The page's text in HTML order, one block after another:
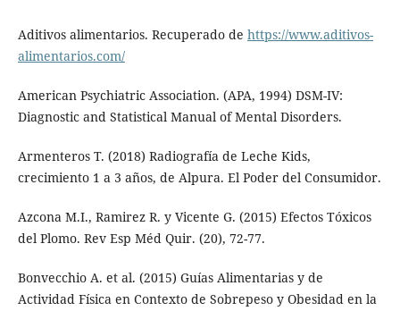
Aditivos alimentarios. Recuperado de https://www.aditivos-
alimentarios.com/
American Psychiatric Association. (APA, 1994) DSM-IV:
Diagnostic and Statistical Manual of Mental Disorders.
Armenteros T. (2018) Radiografía de Leche Kids,
crecimiento 1 a 3 años, de Alpura. El Poder del Consumidor.
Azcona M.I., Ramirez R. y Vicente G. (2015) Efectos Tóxicos
del Plomo. Rev Esp Méd Quir. (20), 72-77.
Bonvecchio A. et al. (2015) Guías Alimentarias y de
Actividad Física en Contexto de Sobrepeso y Obesidad en la